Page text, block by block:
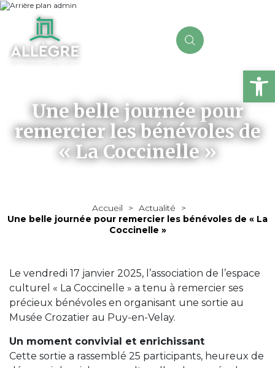
Une belle journée pour
remercier les bénévoles de
« La Coccinelle »
Accueil > Actualité
>
Une belle journée pour remercier les bénévoles de « La
Coccinelle »
Le vendredi 17 janvier 2025, l’association de l’espace
culturel « La Coccinelle » a tenu à remercier ses
précieux bénévoles en organisant une sortie au
Musée Crozatier au Puy-en-Velay.
Un moment convivial et enrichissant
Cette sortie a rassemblé 25 participants, heureux de